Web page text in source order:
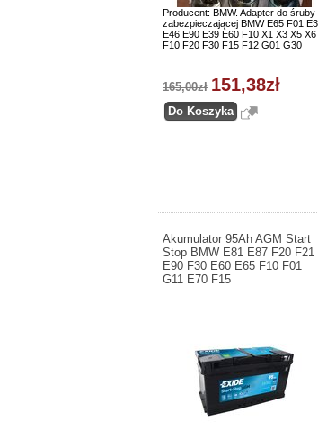
Producent: BMW. Adapter do śruby
zabezpieczającej BMW E65 F01
E46 E90 E39 E60 F10 X1 X3 X5 X6
F10 F20 F30 F15 F12 G01 G30
165,00zł 151,38zł
Akumulator 95Ah AGM Start
Stop BMW E81 E87 F20 F21
E90 F30 E60 E65 F10 F01
G11 E70 F15